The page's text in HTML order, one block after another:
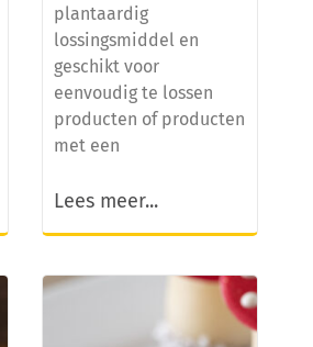
plantaardig
lossingsmiddel en
geschikt voor
eenvoudig te lossen
producten of producten
met een
Lees meer...